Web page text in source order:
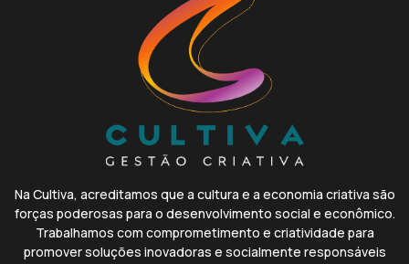
Na Cultiva, acreditamos que a cultura e a economia criativa são
forças poderosas para o desenvolvimento social e econômico.
Trabalhamos com comprometimento e criatividade para
promover soluções inovadoras e socialmente responsáveis